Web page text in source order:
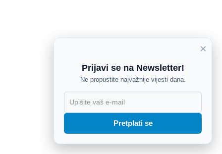
×
Prijavi se na Newsletter!
Ne propustite najvažnije vijesti dana.
Pretplati se